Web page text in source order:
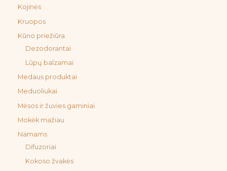
Kojinės
Kruopos
Kūno priežiūra
Dezodorantai
Lūpų balzamai
Medaus produktai
Meduoliukai
Mėsos ir žuvies gaminiai
Mokėk mažiau
Namams
Difuzoriai
Kokoso žvakės